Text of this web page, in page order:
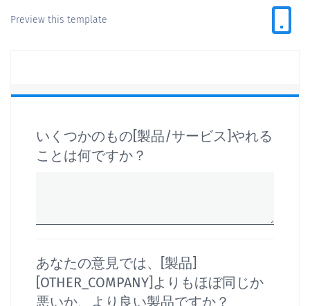
Preview this template